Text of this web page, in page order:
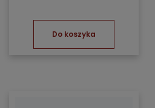
Do koszyka